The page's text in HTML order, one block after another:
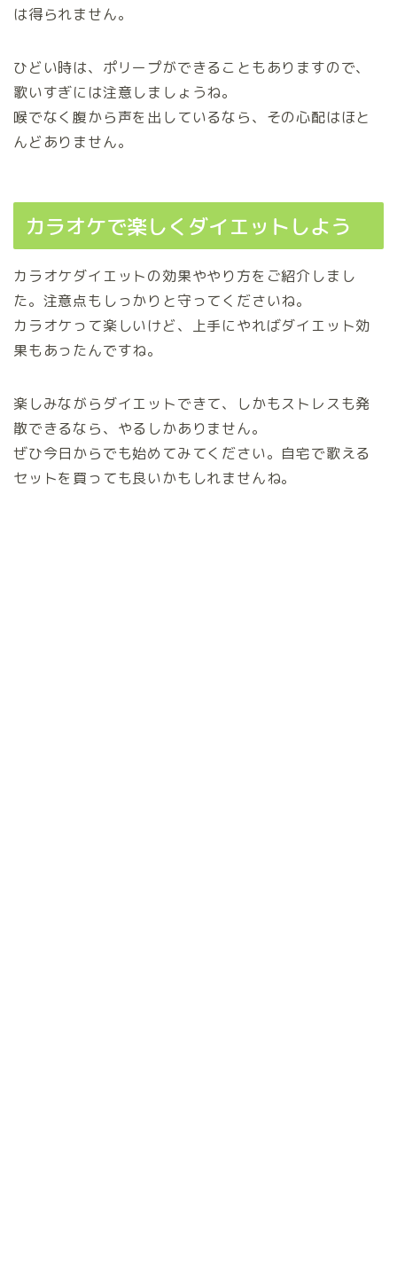
は得られません。
ひどい時は、ポリープができることもありますので、
歌いすぎには注意しましょうね。
喉でなく腹から声を出しているなら、その心配はほと
んどありません。
カラオケで楽しくダイエットしよう
カラオケダイエットの効果ややり方をご紹介しまし
た。注意点もしっかりと守ってくださいね。
カラオケって楽しいけど、上手にやればダイエット効
果もあったんですね。
楽しみながらダイエットできて、しかもストレスも発
散できるなら、やるしかありません。
ぜひ今日からでも始めてみてください。自宅で歌える
セットを買っても良いかもしれませんね。